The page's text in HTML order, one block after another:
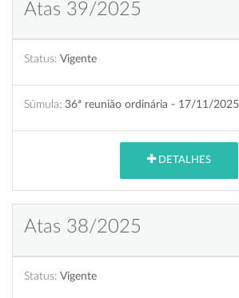
Atas 39/2025
Status: Vigente
Súmula: 36ª reunião ordinária - 17/11/2025
DETALHES
Atas 38/2025
Status: Vigente